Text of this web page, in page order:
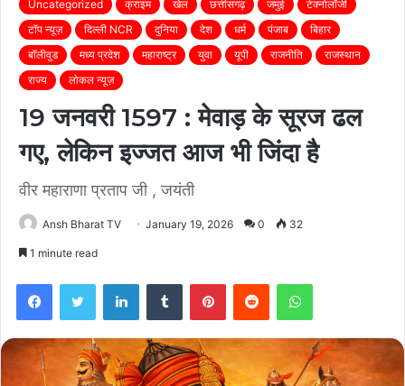
Uncategorized
क्राइम खेल छत्तीसगढ़ जमुई
टेक्नोलॉजी
टॉप न्यूज़
दिल्ली NCR दुनिया देश धर्म पंजाब
बिहार
बॉलीवुड
मध्य प्रदेश महाराष्ट्र युवा यूपी राजनीति
राजस्थान
राज्य
लोकल न्यूज़
19 जनवरी 1597 : मेवाड़ के सूरज ढल
गए, लेकिन इज्जत आज भी जिंदा है
वीर महाराणा प्रताप जी , जयंती
Ansh Bharat TV January 19, 2026 0 32
1 minute read
FacebookTwitter LinkedInTumblr PinterestReddit WhatsApp